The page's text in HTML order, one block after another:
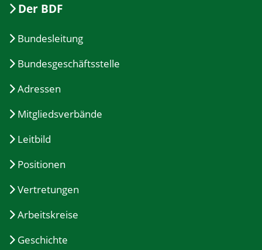
Der BDF
Bundesleitung
Bundesgeschäftsstelle
Adressen
Mitgliedsverbände
Leitbild
Positionen
Vertretungen
Arbeitskreise
Geschichte